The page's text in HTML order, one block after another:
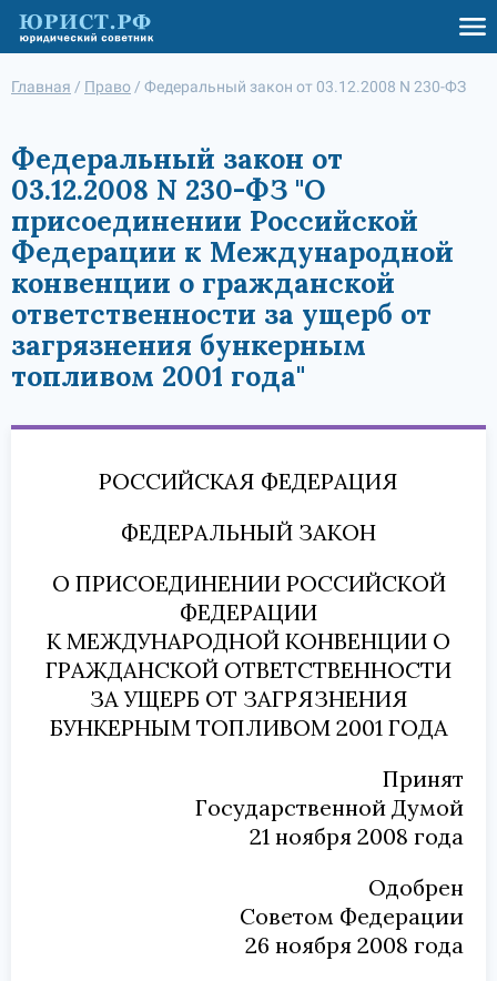
Главная / Право / Федеральный закон от 03.12.2008 N 230-ФЗ
Федеральный закон от
03.12.2008 N 230-ФЗ "О
присоединении Российской
Федерации к Международной
конвенции о гражданской
ответственности за ущерб от
загрязнения бункерным
топливом 2001 года"
РОССИЙСКАЯ ФЕДЕРАЦИЯ
ФЕДЕРАЛЬНЫЙ ЗАКОН
О ПРИСОЕДИНЕНИИ РОССИЙСКОЙ
ФЕДЕРАЦИИ
К МЕЖДУНАРОДНОЙ КОНВЕНЦИИ О
ГРАЖДАНСКОЙ ОТВЕТСТВЕННОСТИ
ЗА УЩЕРБ ОТ ЗАГРЯЗНЕНИЯ
БУНКЕРНЫМ ТОПЛИВОМ 2001 ГОДА
Принят
Государственной Думой
21 ноября 2008 года
Одобрен
Советом Федерации
26 ноября 2008 года